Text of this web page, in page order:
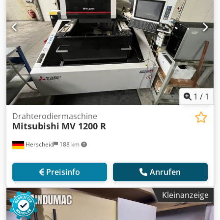
1 / 1
Herscheid 188 km
Drahterodiermaschine
Mitsubishi MV 1200 R
Preisinfo Anrufen
Kleinanzeige